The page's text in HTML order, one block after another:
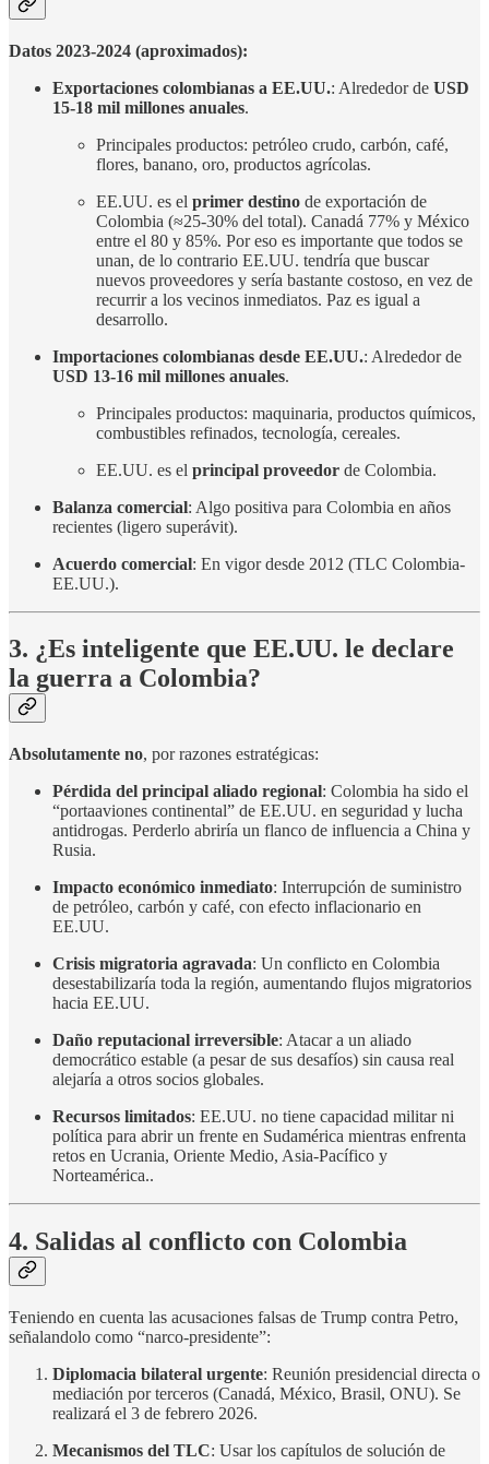
Datos 2023-2024 (aproximados):
Exportaciones colombianas a EE.UU.: Alrededor de USD
15-18 mil millones anuales.
Principales productos: petróleo crudo, carbón, café,
flores, banano, oro, productos agrícolas.
EE.UU. es el primer destino de exportación de
Colombia (≈25-30% del total). Canadá 77% y México
entre el 80 y 85%. Por eso es importante que todos se
unan, de lo contrario EE.UU. tendría que buscar
nuevos proveedores y sería bastante costoso, en vez de
recurrir a los vecinos inmediatos. Paz es igual a
desarrollo.
Importaciones colombianas desde EE.UU.: Alrededor de
USD 13-16 mil millones anuales.
Principales productos: maquinaria, productos químicos,
combustibles refinados, tecnología, cereales.
EE.UU. es el principal proveedor de Colombia.
Balanza comercial: Algo positiva para Colombia en años
recientes (ligero superávit).
Acuerdo comercial: En vigor desde 2012 (TLC Colombia-
EE.UU.).
3. ¿Es inteligente que EE.UU. le declare
la guerra a Colombia?
Absolutamente no, por razones estratégicas:
Pérdida del principal aliado regional: Colombia ha sido el
“portaaviones continental” de EE.UU. en seguridad y lucha
antidrogas. Perderlo abriría un flanco de influencia a China y
Rusia.
Impacto económico inmediato: Interrupción de suministro
de petróleo, carbón y café, con efecto inflacionario en
EE.UU.
Crisis migratoria agravada: Un conflicto en Colombia
desestabilizaría toda la región, aumentando flujos migratorios
hacia EE.UU.
Daño reputacional irreversible: Atacar a un aliado
democrático estable (a pesar de sus desafíos) sin causa real
alejaría a otros socios globales.
Recursos limitados: EE.UU. no tiene capacidad militar ni
política para abrir un frente en Sudamérica mientras enfrenta
retos en Ucrania, Oriente Medio, Asia-Pacífico y
Norteamérica..
4. Salidas al conflicto con Colombia
Ŧeniendo en cuenta las acusaciones falsas de Trump contra Petro,
señalandolo como “narco-presidente”:
Diplomacia bilateral urgente: Reunión presidencial directa o
mediación por terceros (Canadá, México, Brasil, ONU). Se
realizará el 3 de febrero 2026.
Mecanismos del TLC: Usar los capítulos de solución de